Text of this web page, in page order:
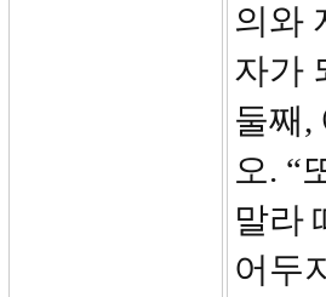
의와
자가
둘째,
오. “
말라
어두